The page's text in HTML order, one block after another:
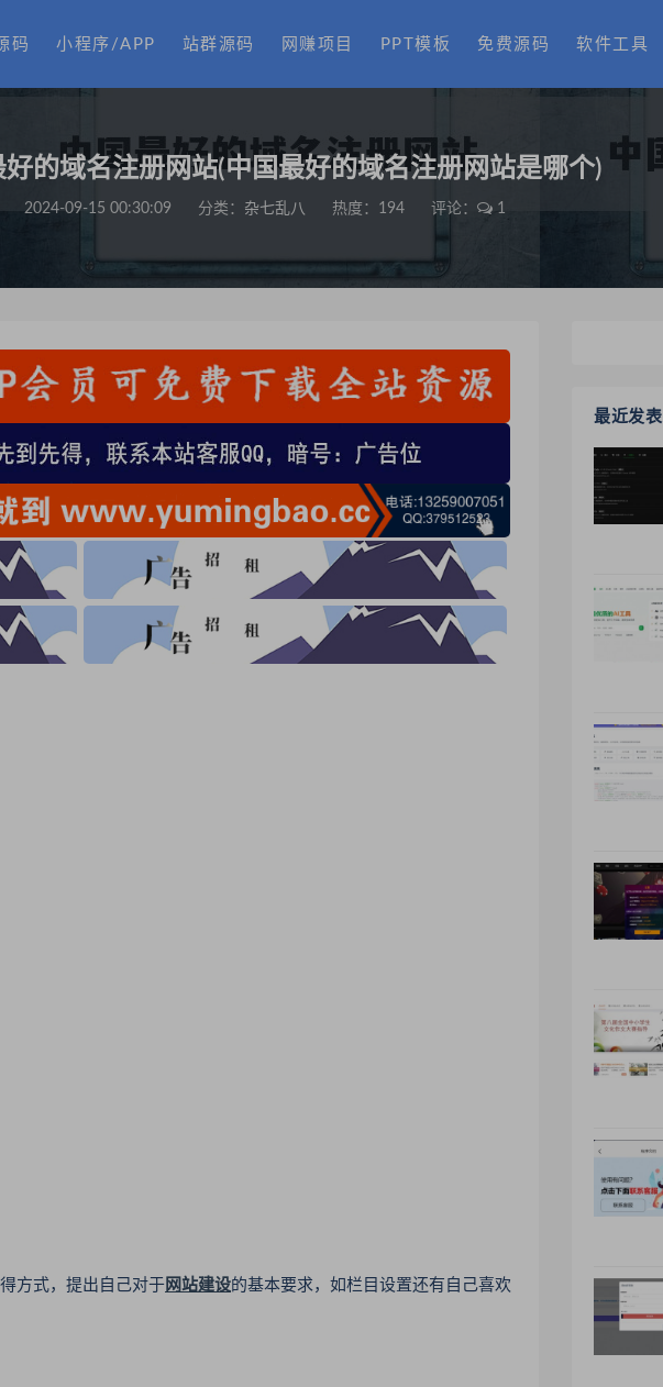
码 小程序/APP 站群源码 网赚项目 PPT模板 免费源码 软件工具
好的域名注册网站(中国最好的域名注册网站是哪个)
2024-09-15 00:30:09 分类： 杂七乱八 热度：194 评论： 1
方式，提出自己对于 网站建设的基本要求，如栏目设置还有自己喜欢
最近发表